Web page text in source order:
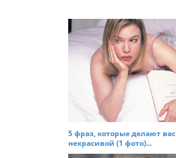
t
n
a
t5 фраз, которые делают вас
некрасивой (1 фото)...